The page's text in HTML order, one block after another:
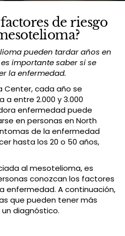
de riesgo
pueden tardar años en
importante saber si se
la enfermedad.
Center, cada año se
entre 2.000 y 3.000
enfermedad puede
en personas en North
de la enfermedad
hasta los 20 o 50 años,
al mesotelioma, es
conozcan los factores
enfermedad. A continuación,
que pueden tener más
diagnóstico.